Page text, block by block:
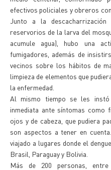
efectivos policiales y obreros
Junto a la
reservorios de la larva del
acumule agua), hubo una
fumigadores, además de
vecinos sobre los hábitos de
limpieza de elementos que
la enfermedad.
Al mismo tiempo se les
inmediata ante síntomas como
ojos y de cabeza, que pudiera
son aspectos a tener en
viajado a lugares donde el
Brasil, Paraguay y Bolivia.
Más de 200 personas,